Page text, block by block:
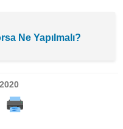
Ne Yapılmalı?